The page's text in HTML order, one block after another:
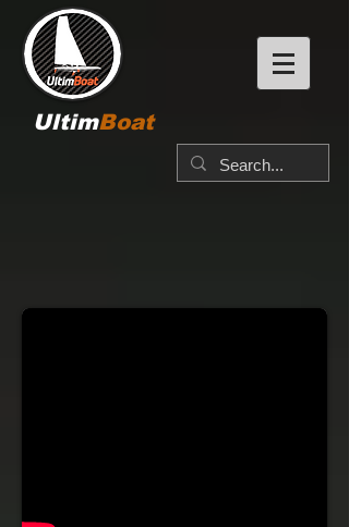
UltimBoat